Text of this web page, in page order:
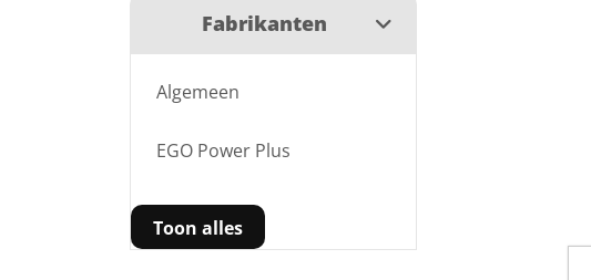
Fabrikanten
Algemeen
EGO Power Plus
Toon alles